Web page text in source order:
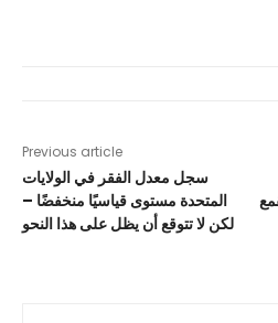
Previous article
سجل معدل الفقر في الولايات
المتحدة مستوى قياسيًا منخفضًا –
لكن لا تتوقع أن يظل على هذا النحو